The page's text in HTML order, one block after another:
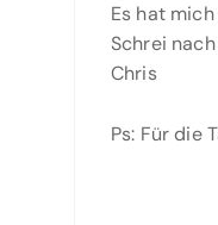
Es hat
Schrei
Chris
Ps: Für die